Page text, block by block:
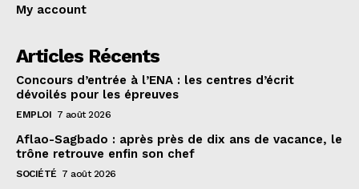
My account
Articles Récents
Concours d’entrée à l’ENA : les centres d’écrit
dévoilés pour les épreuves
EMPLOI 7 août 2026
Aflao-Sagbado : après près de dix ans de vacance, le
trône retrouve enfin son chef
SOCIÉTÉ 7 août 2026